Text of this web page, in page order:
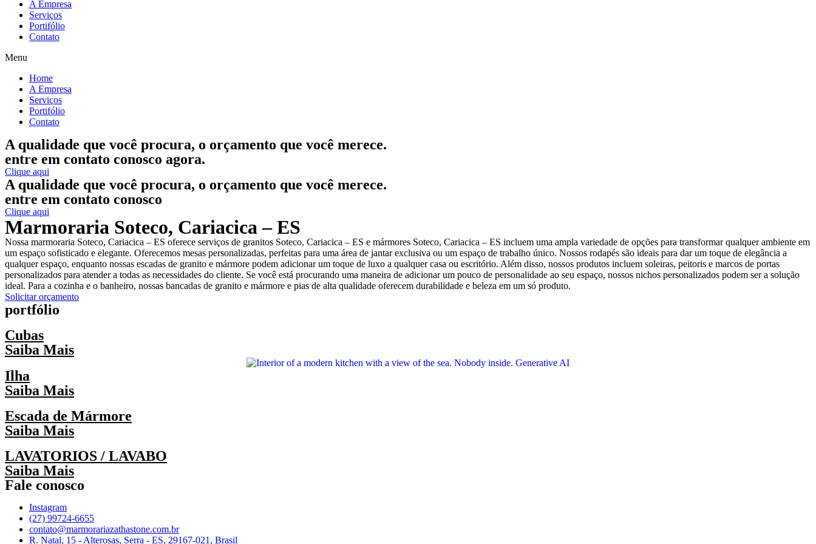
A Empresa
Serviços
Portifólio
Contato
Menu
Home
A Empresa
Serviços
Portifólio
Contato
A qualidade que você procura, o orçamento que você merece.
entre em contato conosco agora.
Clique aqui
A qualidade que você procura, o orçamento que você merece.
entre em contato conosco
Clique aqui
Marmoraria Soteco, Cariacica – ES
Nossa marmoraria Soteco, Cariacica – ES oferece serviços de granitos Soteco, Cariacica – ES e mármores Soteco, Cariacica – ES incluem uma ampla variedade de opções para transformar qualquer ambiente em
um espaço sofisticado e elegante. Oferecemos mesas personalizadas, perfeitas para uma área de jantar exclusiva ou um espaço de trabalho único. Nossos rodapés são ideais para dar um toque de elegância a
qualquer espaço, enquanto nossas escadas de granito e mármore podem adicionar um toque de luxo a qualquer casa ou escritório. Além disso, nossos produtos incluem soleiras, peitoris e marcos de portas
personalizados para atender a todas as necessidades do cliente. Se você está procurando uma maneira de adicionar um pouco de personalidade ao seu espaço, nossos nichos personalizados podem ser a solução
ideal. Para a cozinha e o banheiro, nossas bancadas de granito e mármore e pias de alta qualidade oferecem durabilidade e beleza em um só produto.
Solicitar orçamento
portfólio
Cubas
Saiba Mais
Ilha
Saiba Mais
Escada de Mármore
Saiba Mais
LAVATORIOS / LAVABO
Saiba Mais
Fale conosco
Instagram
(27) 99724-6655
contato@marmorariazathastone.com.br
R. Natal, 15 - Alterosas, Serra - ES, 29167-021, Brasil